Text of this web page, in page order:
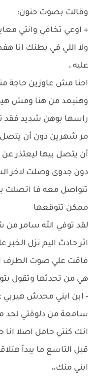
وقالت بصوت حنون:
+ اوعي تخافي وانتي
ولا اللي في بطنك انا
عليه ،
احنا مش عاوزين حاجة
وهنبعد من هنا ومش
راسها بوهن شديد فقد
مر شهرين دون أن يتصل
أن يتصل بيها ليعتذر عن
دون جدوى وصلت لاخر
تتواصل معه فا اتصلت
ممكن تتوقعها
لقد توفي الله سامر من
اثر حادث اليم نزل الخبر
فاقت علي صوت الطرف
هي من تحدثها وتقول
- ابن ابني محدش
سامعة من دلوقتي لحد
انك كنتي حامل اصلا
قبل التاسع ما يبدأ
ابني منك،،